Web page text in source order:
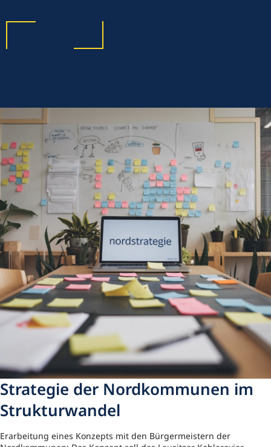
Strategie der Nordkommunen im
Strukturwandel
Erarbeitung eines Konzepts mit den Bürgermeistern der